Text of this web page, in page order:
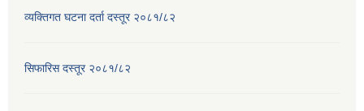
व्यक्तिगत घटना दर्ता दस्तूर २०८१/८२
सिफारिस दस्तूर २०८१/८२